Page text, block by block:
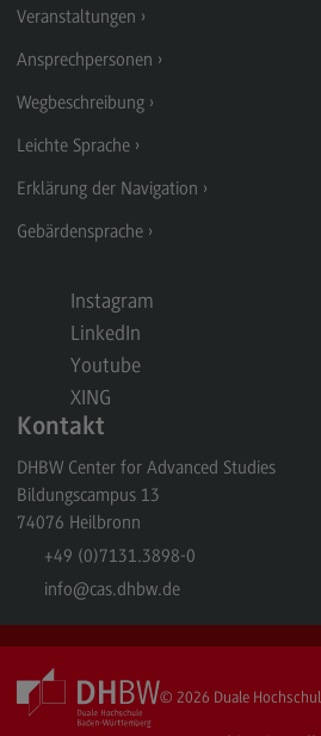
Elektrotechnik und
Profil-O-Mat Elektrotechnik und
Informationstechnik
Rahmenbedingungen
Berufsperspektiven
Kontakt
Entrepreneurship
Entrepreneurship
Berufsperspektiven
Veranstaltungen
Ansprechpersonen
Wegbeschreibung
Leichte Sprache
Erklärung der Navigation
Gebärdensprache
Instagram
LinkedIn
Youtube
XING
Kontakt
DHBW Center for Advanced Studies
Bildungscampus 13
74076 Heilbronn
+49 (0)7131.3898-0
info@cas.dhbw.de
© 2026 Duale